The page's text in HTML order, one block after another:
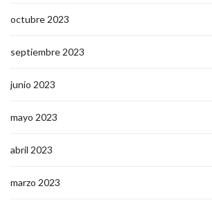
octubre 2023
septiembre 2023
junio 2023
mayo 2023
abril 2023
marzo 2023